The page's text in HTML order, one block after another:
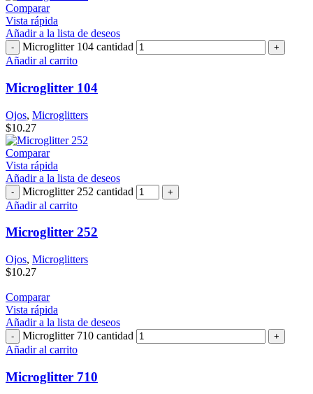
Comparar
Vista rápida
Añadir a la lista de deseos
Microglitter 104 cantidad
Añadir al carrito
Microglitter 104
Ojos, Microglitters
$10.27
Comparar
Vista rápida
Añadir a la lista de deseos
Microglitter 252 cantidad
Añadir al carrito
Microglitter 252
Ojos, Microglitters
$10.27
Comparar
Vista rápida
Añadir a la lista de deseos
Microglitter 710 cantidad
Añadir al carrito
Microglitter 710